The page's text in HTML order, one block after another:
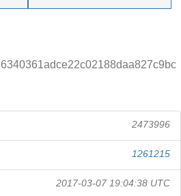
2473996
1261215
2017-03-07 19:04:38 UTC